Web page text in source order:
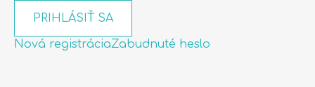
PRIHLÁSIŤ SA
Nová registráciaZabudnuté heslo